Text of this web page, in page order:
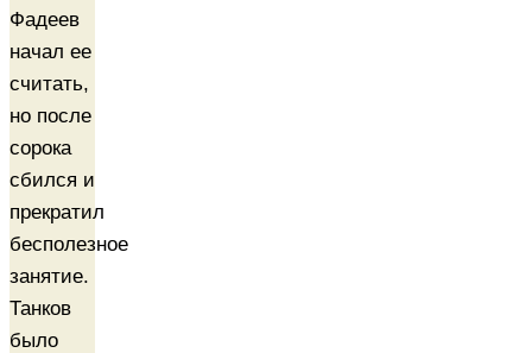
Фадеев
начал ее
считать,
но после
сорока
сбился и
прекратил
бесполезное
занятие.
Танков
было